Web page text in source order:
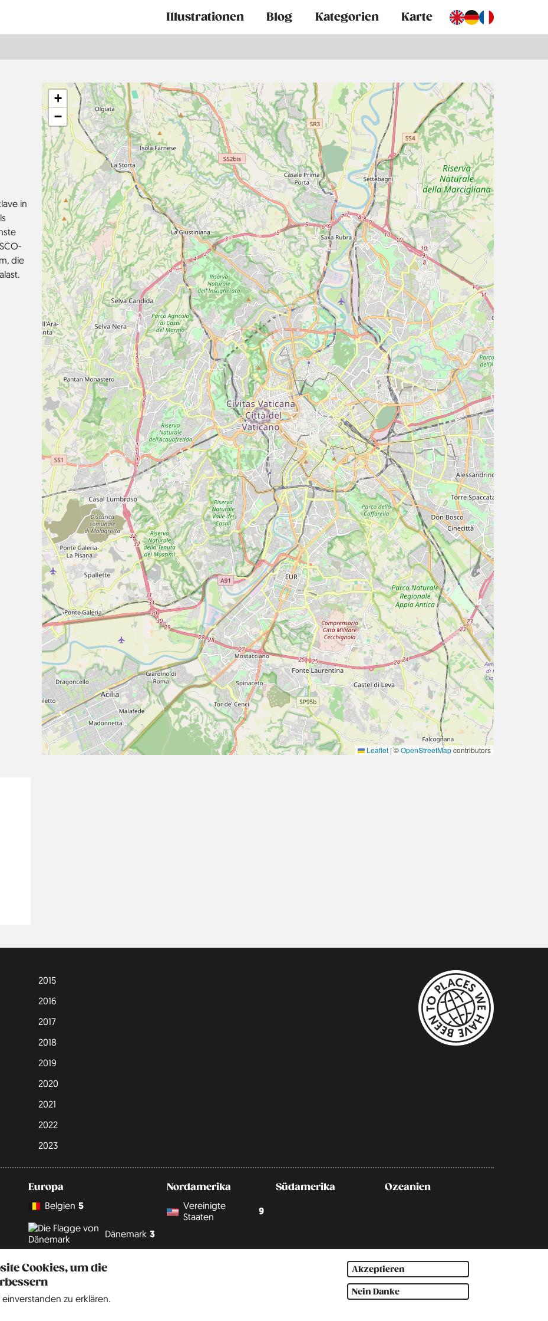
Cookies, um die
zu erklären.
Akzeptieren
Nein Danke
Main
navigation
Illustrationen Blog Kategorien Karte
in
die
+
−
Leaflet | ©OpenStreetMapcontributors
2015
2016
2017
2018
2019
2020
2021
2022
2023
Europa
Belgien 5
Dänemark 3
Deutschland
Nordamerika
Vereinigte
Staaten
9
Südamerika Ozeanien